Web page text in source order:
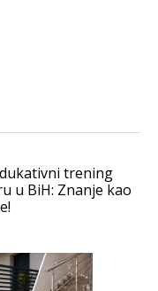
trening
u BiH: Znanje kao